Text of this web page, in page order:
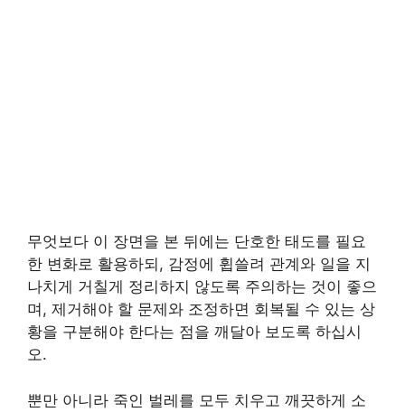
무엇보다 이 장면을 본 뒤에는 단호한 태도를 필요
한 변화로 활용하되, 감정에 휩쓸려 관계와 일을 지
나치게 거칠게 정리하지 않도록 주의하는 것이 좋으
며, 제거해야 할 문제와 조정하면 회복될 수 있는 상
황을 구분해야 한다는 점을 깨달아 보도록 하십시
오.
뿐만 아니라 죽인 벌레를 모두 치우고 깨끗하게 소